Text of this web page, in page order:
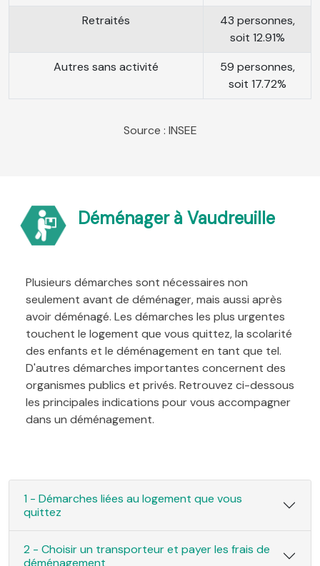
Retraités
43 personnes,
soit 12.91%
Autres sans activité
59 personnes,
soit 17.72%
Source : INSEE
Déménager à Vaudreuille
Plusieurs démarches sont nécessaires non
seulement avant de déménager, mais aussi après
avoir déménagé. Les démarches les plus urgentes
touchent le logement que vous quittez, la scolarité
des enfants et le déménagement en tant que tel.
D'autres démarches importantes concernent des
organismes publics et privés. Retrouvez ci-dessous
les principales indications pour vous accompagner
dans un déménagement.
1 - Démarches liées au logement que vous
quittez
2 - Choisir un transporteur et payer les frais de
déménagement